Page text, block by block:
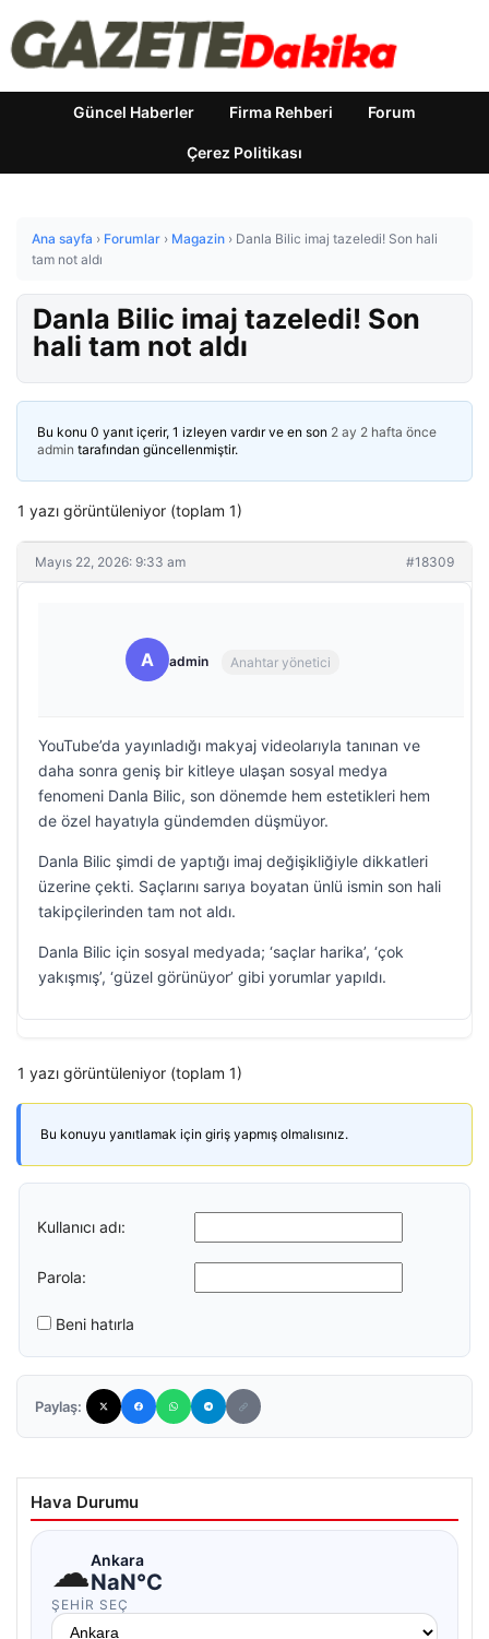
Güncel Haberler Firma Rehberi Forum
Çerez Politikası
Ana sayfa › Forumlar › Magazin › Danla Bilic imaj tazeledi! Son hali
tam not aldı
Danla Bilic imaj tazeledi! Son
hali tam not aldı
Bu konu 0 yanıt içerir, 1 izleyen vardır ve en son 2 ay 2 hafta önce
admin tarafından güncellenmiştir.
1 yazı görüntüleniyor (toplam 1)
Mayıs 22, 2026: 9:33 am #18309
A admin Anahtar yönetici
YouTube’da yayınladığı makyaj videolarıyla tanınan ve
daha sonra geniş bir kitleye ulaşan sosyal medya
fenomeni Danla Bilic, son dönemde hem estetikleri hem
de özel hayatıyla gündemden düşmüyor.
Danla Bilic şimdi de yaptığı imaj değişikliğiyle dikkatleri
üzerine çekti. Saçlarını sarıya boyatan ünlü ismin son hali
takipçilerinden tam not aldı.
Danla Bilic için sosyal medyada; ‘saçlar harika’, ‘çok
yakışmış’, ‘güzel görünüyor’ gibi yorumlar yapıldı.
1 yazı görüntüleniyor (toplam 1)
Bu konuyu yanıtlamak için giriş yapmış olmalısınız.
Kullanıcı adı:
Parola:
Beni hatırla
Paylaş:
Hava Durumu
☁Ankara
NaN°C
ŞEHIR SEÇ